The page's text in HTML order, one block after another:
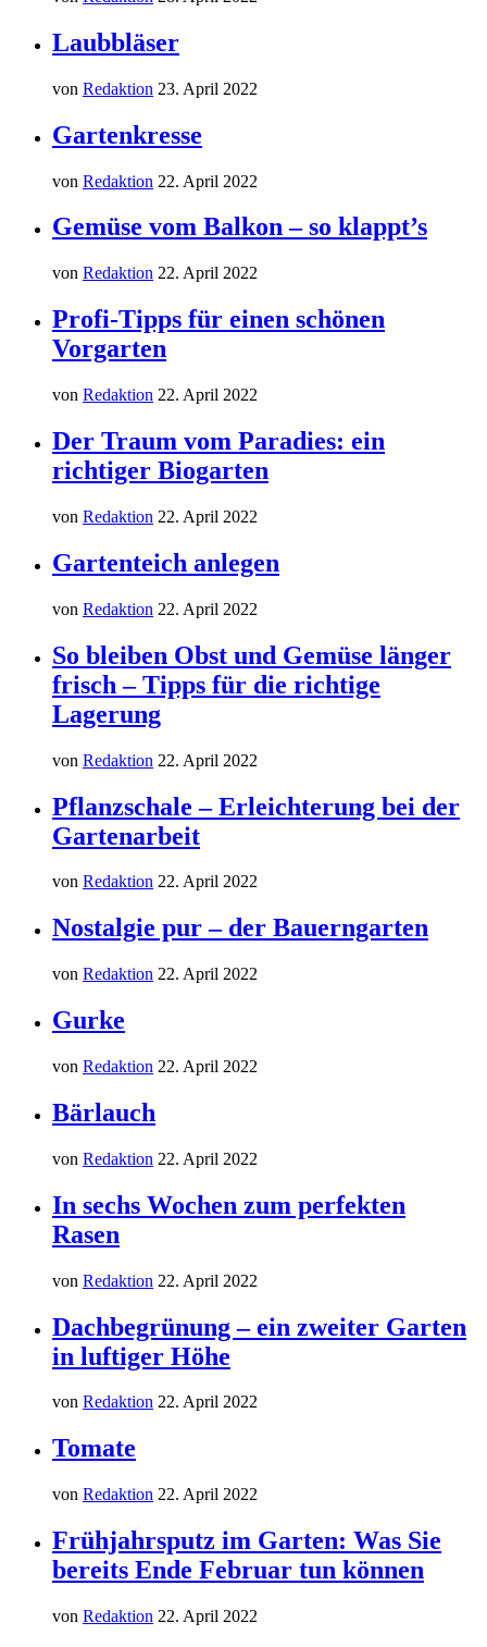
Laubbläser
von Redaktion 23. April 2022
Gartenkresse
von Redaktion 22. April 2022
Gemüse vom Balkon – so klappt’s
von Redaktion 22. April 2022
Profi-Tipps für einen schönen
Vorgarten
von Redaktion 22. April 2022
Der Traum vom Paradies: ein
richtiger Biogarten
von Redaktion 22. April 2022
Gartenteich anlegen
von Redaktion 22. April 2022
So bleiben Obst und Gemüse länger
frisch – Tipps für die richtige
Lagerung
von Redaktion 22. April 2022
Pflanzschale – Erleichterung bei der
Gartenarbeit
von Redaktion 22. April 2022
Nostalgie pur – der Bauerngarten
von Redaktion 22. April 2022
Gurke
von Redaktion 22. April 2022
Bärlauch
von Redaktion 22. April 2022
In sechs Wochen zum perfekten
Rasen
von Redaktion 22. April 2022
Dachbegrünung – ein zweiter Garten
in luftiger Höhe
von Redaktion 22. April 2022
Tomate
von Redaktion 22. April 2022
Frühjahrsputz im Garten: Was Sie
bereits Ende Februar tun können
von Redaktion 22. April 2022